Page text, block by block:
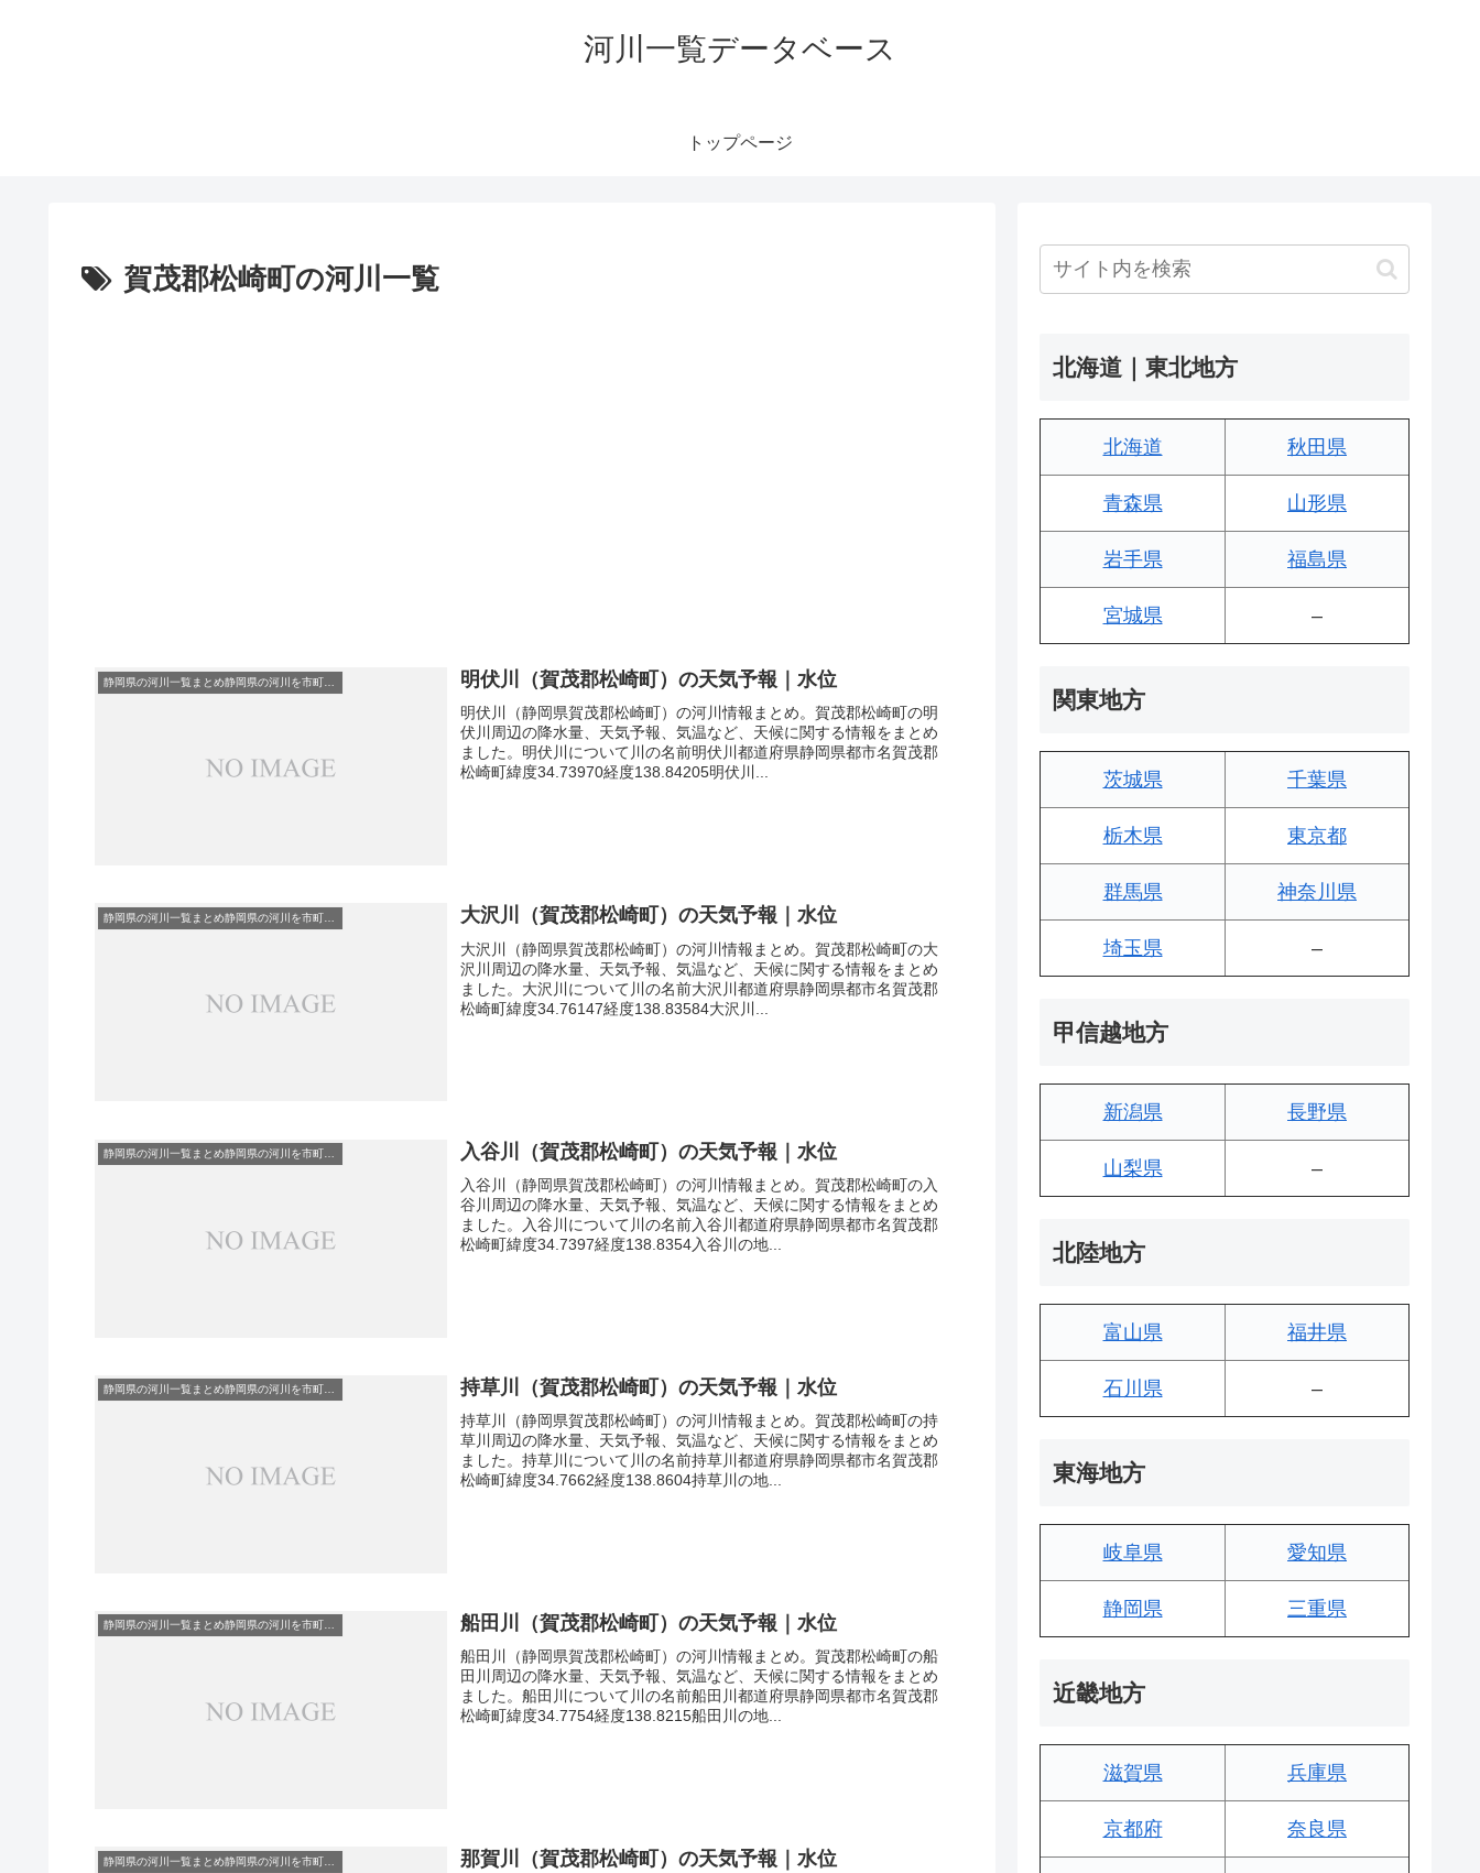
河川一覧データベース
トップページ
賀茂郡松崎町の河川一覧
明伏川（賀茂郡松崎町）の天気予報｜水位
明伏川（静岡県賀茂郡松崎町）の河川情報まとめ。賀茂郡松崎町の明
伏川周辺の降水量、天気予報、気温など、天候に関する情報をまとめ
ました。明伏川について川の名前明伏川都道府県静岡県都市名賀茂郡
松崎町緯度34.73970経度138.84205明伏川...
大沢川（賀茂郡松崎町）の天気予報｜水位
大沢川（静岡県賀茂郡松崎町）の河川情報まとめ。賀茂郡松崎町の大
沢川周辺の降水量、天気予報、気温など、天候に関する情報をまとめ
ました。大沢川について川の名前大沢川都道府県静岡県都市名賀茂郡
松崎町緯度34.76147経度138.83584大沢川...
入谷川（賀茂郡松崎町）の天気予報｜水位
入谷川（静岡県賀茂郡松崎町）の河川情報まとめ。賀茂郡松崎町の入
谷川周辺の降水量、天気予報、気温など、天候に関する情報をまとめ
ました。入谷川について川の名前入谷川都道府県静岡県都市名賀茂郡
松崎町緯度34.7397経度138.8354入谷川の地...
持草川（賀茂郡松崎町）の天気予報｜水位
持草川（静岡県賀茂郡松崎町）の河川情報まとめ。賀茂郡松崎町の持
草川周辺の降水量、天気予報、気温など、天候に関する情報をまとめ
ました。持草川について川の名前持草川都道府県静岡県都市名賀茂郡
松崎町緯度34.7662経度138.8604持草川の地...
静岡県の河川一覧まとめ静岡県の河川を市町村別に一覧化しました。伊東市伊豆の国市伊豆市下田市賀茂郡河津町賀茂郡松崎町賀茂郡西伊豆町賀茂郡東伊豆町賀茂郡南伊豆町掛川市菊川市湖西市御前崎市御殿場市三島市周智郡森町駿東郡小山町駿東郡清水町駿東郡長泉町沼津市焼津市榛原郡吉田町榛原郡川根本町裾野市静岡市袋井市田方郡函南町島田市藤枝市熱海市磐田市浜松市富士宮市富士市牧之原市-静岡県の河川一覧 船田川（賀茂郡松崎町）の天気予報｜水位
船田川（静岡県賀茂郡松崎町）の河川情報まとめ。賀茂郡松崎町の船
田川周辺の降水量、天気予報、気温など、天候に関する情報をまとめ
ました。船田川について川の名前船田川都道府県静岡県都市名賀茂郡
松崎町緯度34.7754経度138.8215船田川の地...
那賀川（賀茂郡松崎町）の天気予報｜水位
北海道｜東北地方
北海道 秋田県
青森県 山形県
岩手県 福島県
宮城県 –
関東地方
茨城県 千葉県
栃木県 東京都
群馬県 神奈川県
埼玉県 –
甲信越地方
新潟県 長野県
山梨県 –
北陸地方
富山県 福井県
石川県 –
東海地方
岐阜県 愛知県
静岡県 三重県
近畿地方
滋賀県 兵庫県
京都府 奈良県